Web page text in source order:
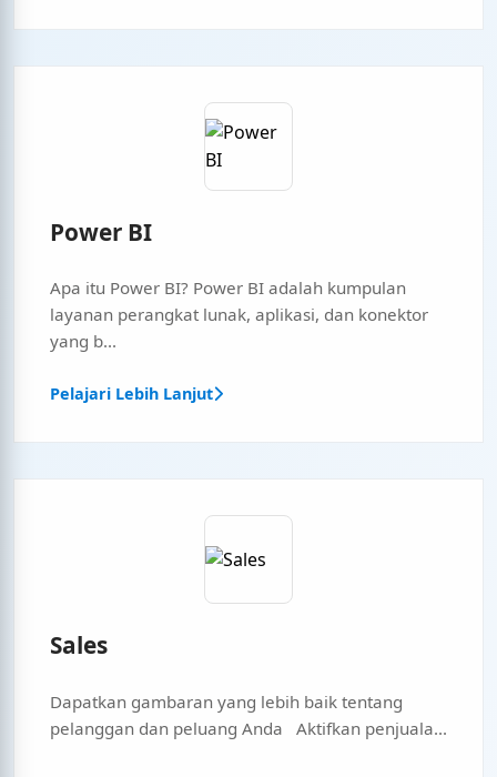
Power BI
Apa itu Power BI? Power BI adalah kumpulan
layanan perangkat lunak, aplikasi, dan konektor
yang b...
Pelajari Lebih Lanjut
Sales
Dapatkan gambaran yang lebih baik tentang
pelanggan dan peluang Anda Aktifkan penjuala...